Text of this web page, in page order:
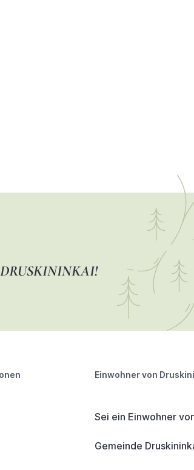
DRUSKININKAI!
Einwohner von
Sei ein Einwohner
Gemeinde